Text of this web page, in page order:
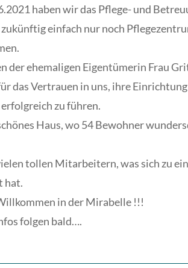
haben wir das Pflege- und
einfach nur noch
der ehemaligen Eigentümerin Frau
das Vertrauen in uns, ihre
zu führen.
Haus, wo 54 Bewohner
tollen Mitarbeitern, was sich zu
hat.
in der Mirabelle !!!
folgen bald….